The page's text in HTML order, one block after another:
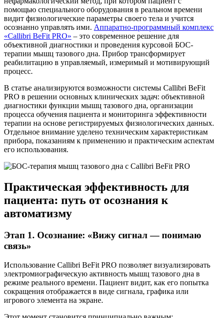
помощью специального оборудования в реальном времени
видит физиологические параметры своего тела и учится
осознанно управлять ими. Аппаратно-программный комплекс
«Callibri BeFit PRO» – это современное решение для
объективной диагностики и проведения курсовой БОС-
терапии мышц тазового дна. Прибор трансформирует
реабилитацию в управляемый, измеримый и мотивирующий
процесс.
В статье анализируются возможности системы Callibri BeFit
PRO в решении основных клинических задач: объективной
диагностики функции мышц тазового дна, организации
процесса обучения пациента и мониторинга эффективности
терапии на основе регистрируемых физиологических данных.
Отдельное внимание уделено техническим характеристикам
прибора, показаниям к применению и практическим аспектам
его использования.
Практическая эффективность для
пациента: путь от осознания к
автоматизму
Этап 1. Осознание: «Вижу сигнал — понимаю
связь»
Использование Callibri BeFit PRO позволяет визуализировать
электромиографическую активность мышц тазового дна в
режиме реального времени. Пациент видит, как его попытка
сокращения отображается в виде сигнала, графика или
игрового элемента на экране.